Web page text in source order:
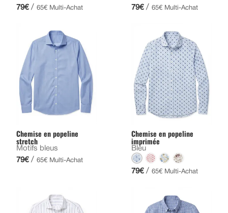
79€ / 65€ Multi-Achat
79€ / 65€ Multi-Achat
Chemise en popeline
stretch
Motifs bleus
79€ / 65€ Multi-Achat
Chemise en popeline
imprimée
Bleu
79€ / 65€ Multi-Achat